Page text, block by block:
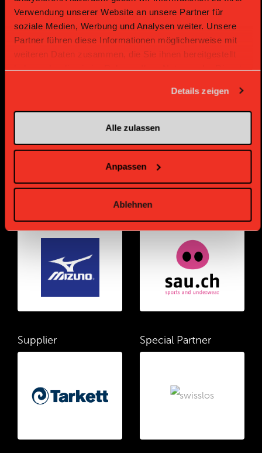
Verwendung unserer Website an unsere Partner für
soziale Medien, Werbung und Analysen weiter. Unsere
Partner führen diese Informationen möglicherweise mit
weiteren Daten zusammen, die Sie ihnen bereitgestellt
Details zeigen
Alle zulassen
Anpassen
Ablehnen
Supplier Special Partner